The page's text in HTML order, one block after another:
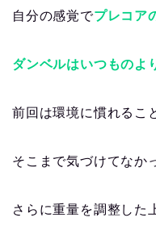
自分の感覚でプレコア
ダンベルはいつものよ
前回は環境に慣れるこ
そこまで気づけてなか
さらに重量を調整した